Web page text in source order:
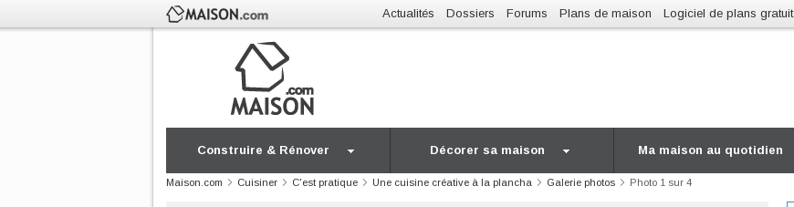
Actualités Dossiers Forums Plans de maison Logiciel de plans gratuit
Construire & Rénover Décorer sa maison Ma maison au quotidien
Maison.com Cuisiner C'est pratique Une cuisine créative à la plancha Galerie photos Photo 1 sur 4